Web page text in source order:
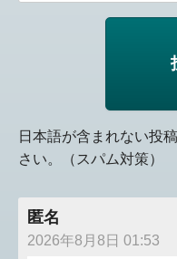
日本語が含まれない投
さい。（スパム対策）
匿名
2026年8月8日 01:53